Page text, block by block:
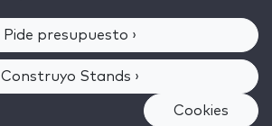
Pide presupuesto ›
Construyo Stands ›
Cookies